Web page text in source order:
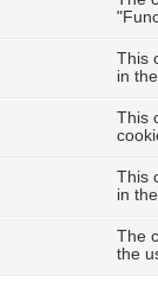
This
in
This
This
in
The
the